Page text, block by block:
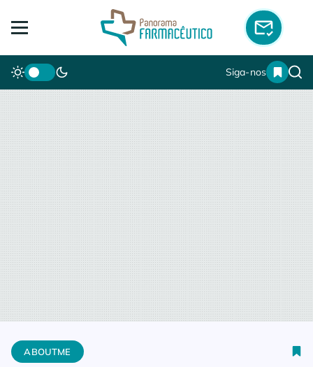
Siga-nos
Home Aboutme Bio-Manguinhos desenvolve vacina
ABOUTME